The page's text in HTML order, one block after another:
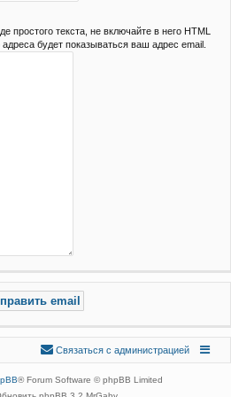
простого текста, не включайте в него HTML
будет показываться ваш адрес email.
Связаться с администрацией
® Forum Software © phpBB Limited